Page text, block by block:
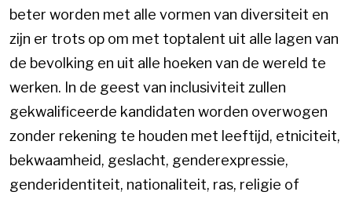
beter worden met alle vormen van diversiteit en
zijn er trots op om met toptalent uit alle lagen van
de bevolking en uit alle hoeken van de wereld te
werken. In de geest van inclusiviteit zullen
gekwalificeerde kandidaten worden overwogen
zonder rekening te houden met leeftijd, etniciteit,
bekwaamheid, geslacht, genderexpressie,
genderidentiteit, nationaliteit, ras, religie of